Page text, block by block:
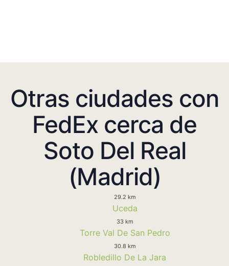
Otras ciudades con
FedEx cerca de
Soto Del Real
(Madrid)
29.2 km
Uceda
33 km
Torre Val De San Pedro
30.8 km
Robledillo De La Jara